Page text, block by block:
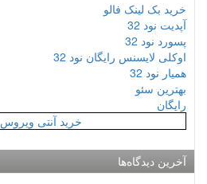
خرید بک لینک فالو
آپدیت نود 32
پسورد نود 32
اوکلی لایسنس رایگان نود 32
همیار نود 32
بهترین سئو
رایگان
خرید آنتی ویروس
آخرین دیدگاه‌ها